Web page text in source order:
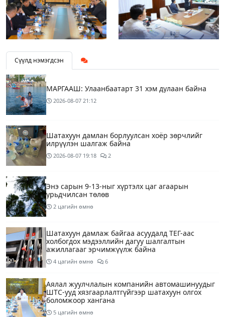
Сүүлд нэмэгдсэн
МАРГААШ: Улаанбаатарт 31 хэм дулаан байна
2026-08-07 21:12
Шатахуун дамлан борлуулсан хоёр зөрчлийг
илрүүлэн шалгаж байна
2026-08-07 19:18 2
Энэ сарын 9-13-ныг хүртэлх цаг агаарын
урьдчилсан төлөв
2 цагийн өмнө
Шатахуун дамлаж байгаа асуудалд ТЕГ-аас
холбогдох мэдээллийн дагуу шалгалтын
ажиллагааг эрчимжүүлж байна
4 цагийн өмнө 6
Аялал жуулчлалын компанийн автомашинуудыг
ШТС-ууд хязгаарлалтгүйгээр шатахуун олгох
боломжоор хангана
5 цагийн өмнө